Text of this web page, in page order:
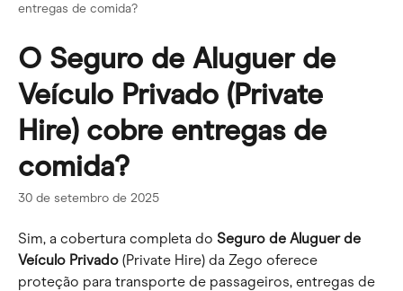
entregas de comida?
O Seguro de Aluguer de
Veículo Privado (Private
Hire) cobre entregas de
comida?
30 de setembro de 2025
Sim, a cobertura completa do Seguro de Aluguer de
Veículo Privado (Private Hire) da Zego oferece
proteção para transporte de passageiros, entregas de